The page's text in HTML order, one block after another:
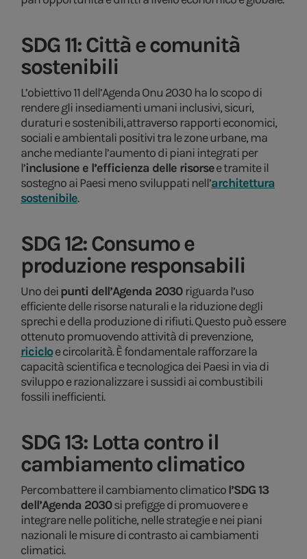
SDG 11: Città e comunità
sostenibili
L’obiettivo 11 dell’Agenda Onu 2030 ha lo scopo di
rendere gli insediamenti umani inclusivi, sicuri,
duraturi e sostenibili, attraverso rapporti economici,
sociali e ambientali positivi tra le zone urbane, ma
anche mediante l’aumento di piani integrati per
l’inclusione e l’efficienza delle risorsee tramite il
sostegno ai Paesi meno sviluppati nell’architettura
sostenibile.
SDG 12: Consumo e
produzione responsabili
Uno deipunti dell’Agenda 2030 riguarda l’uso
efficiente delle risorse naturali e la riduzione degli
sprechi e della produzione di rifiuti. Questo può essere
ottenuto promuovendo attività di prevenzione,
ricicloe circolarità. È fondamentale rafforzare la
capacità scientifica e tecnologica dei Paesi in via di
sviluppo e razionalizzare i sussidi ai combustibili
fossili inefficienti.
SDG 13: Lotta contro il
cambiamento climatico
Per combattere il cambiamento climaticol’SDG 13
dell’Agenda 2030si prefigge di promuovere e
integrare nelle politiche, nelle strategie e nei piani
nazionali le misure di contrasto ai cambiamenti
climatici.